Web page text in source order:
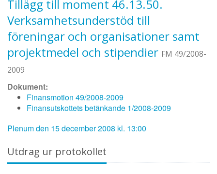
Tillägg till moment 46.13.50.
Verksamhetsunderstöd till
föreningar och organisationer samt
projektmedel och stipendier FM 49/2008-
2009
Dokument:
Finansmotion 49/2008-2009
Finansutskottets betänkande 1/2008-2009
Plenum den 15 december 2008 kl. 13:00
Utdrag ur protokollet